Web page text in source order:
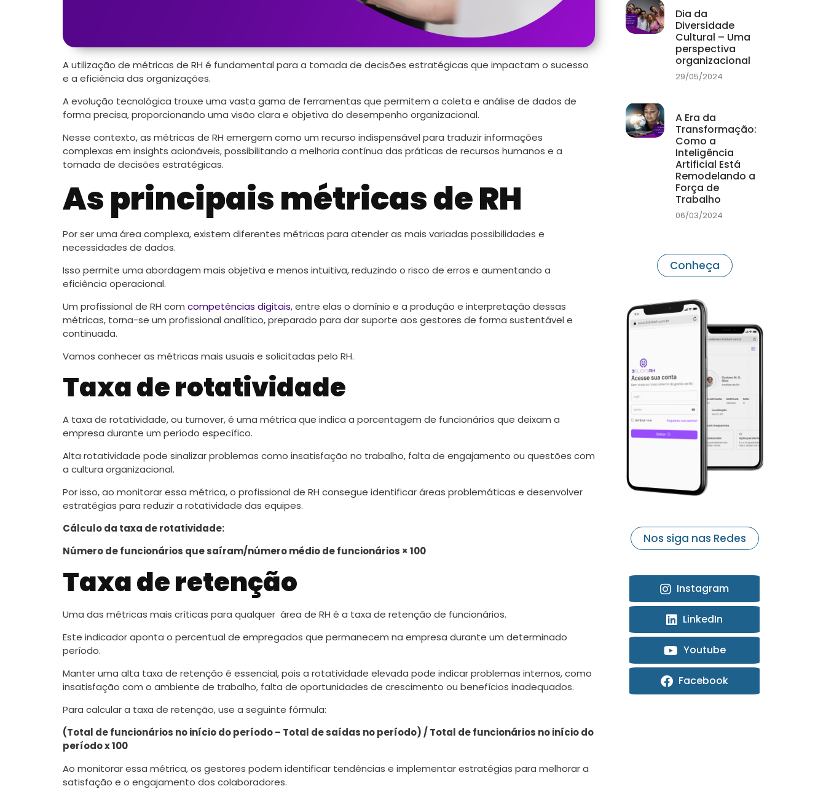
A utilização de métricas de RH é fundamental para a tomada de decisões estratégicas que impactam o sucesso
e a eficiência das organizações.
A evolução tecnológica trouxe uma vasta gama de ferramentas que permitem a coleta e análise de dados de
forma precisa, proporcionando uma visão clara e objetiva do desempenho organizacional.
Nesse contexto, as métricas de RH emergem como um recurso indispensável para traduzir informações
complexas em insights acionáveis, possibilitando a melhoria contínua das práticas de recursos humanos e a
tomada de decisões estratégicas.
As principais métricas de RH
Por ser uma área complexa, existem diferentes métricas para atender as mais variadas possibilidades e
necessidades de dados.
Isso permite uma abordagem mais objetiva e menos intuitiva, reduzindo o risco de erros e aumentando a
eficiência operacional.
Um profissional de RH com competências digitais, entre elas o domínio e a produção e interpretação dessas
métricas, torna-se um profissional analítico, preparado para dar suporte aos gestores de forma sustentável e
continuada.
Vamos conhecer as métricas mais usuais e solicitadas pelo RH.
Taxa de rotatividade
A taxa de rotatividade, ou turnover, é uma métrica que indica a porcentagem de funcionários que deixam a
empresa durante um período específico.
Alta rotatividade pode sinalizar problemas como insatisfação no trabalho, falta de engajamento ou questões com
a cultura organizacional.
Por isso, ao monitorar essa métrica, o profissional de RH consegue identificar áreas problemáticas e desenvolver
estratégias para reduzir a rotatividade das equipes.
Cálculo da taxa de rotatividade:
Número de funcionários que saíram/número médio de funcionários × 100
Taxa de retenção
Uma das métricas mais críticas para qualquer área de RH é a taxa de retenção de funcionários.
Este indicador aponta o percentual de empregados que permanecem na empresa durante um determinado
período.
Manter uma alta taxa de retenção é essencial, pois a rotatividade elevada pode indicar problemas internos, como
insatisfação com o ambiente de trabalho, falta de oportunidades de crescimento ou benefícios inadequados.
Para calcular a taxa de retenção, use a seguinte fórmula:
(Total de funcionários no início do período – Total de saídas no período) / Total de funcionários no início do
período x 100
Ao monitorar essa métrica, os gestores podem identificar tendências e implementar estratégias para melhorar a
satisfação e o engajamento dos colaboradores.
Dia da
Diversidade
Cultural – Uma
perspectiva
organizacional
29/05/2024
A Era da
Transformação:
Como a
Inteligência
Artificial Está
Remodelando a
Força de
Trabalho
06/03/2024
Conheça
Nos siga nas Redes
Instagram
LinkedIn
Youtube
Facebook